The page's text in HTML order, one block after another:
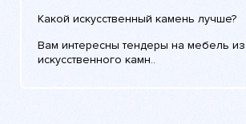
Какой искусственный камень лучше?
Вам интересны тендеры на мебель из
искусственного камн..